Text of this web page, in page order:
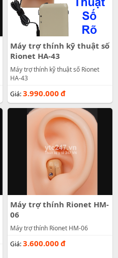
Máy trợ thính kỹ thuật số
Rionet HA-43
Máy trợ thính kỹ thuật số Rionet
HA-43
Giá:3.990.000 đ
Máy trợ thính Rionet HM-
06
Máy trợ thính Rionet HM-06
Giá:3.600.000 đ